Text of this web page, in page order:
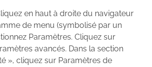
en haut à droite du navigateur
de menu (symbolisé par un
Paramètres. Cliquez sur
avancés. Dans la section
», cliquez sur Paramètres de